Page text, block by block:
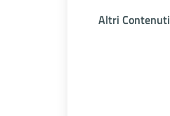
Altri Contenuti